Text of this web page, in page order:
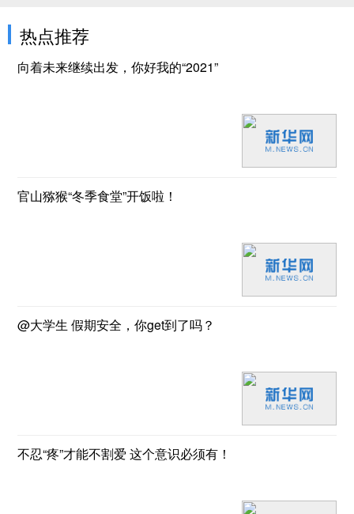
热点推荐
向着未来继续出发，你好我的“2021”
官山猕猴“冬季食堂”开饭啦！
@大学生 假期安全，你get到了吗？
不忍“疼”才能不割爱 这个意识必须有！